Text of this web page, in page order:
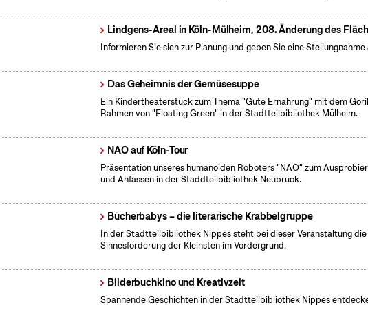
Lindgens-Areal in Köln-Mülheim, 208. Änderung des
Informieren Sie sich zur Planung und geben Sie eine Stellungnahme
Das Geheimnis der Gemüsesuppe
Ein Kindertheaterstück zum Thema "Gute Ernährung" mit dem
Rahmen von "Floating Green" in der Stadtteilbibliothek Mülheim.
NAO auf Köln-Tour
Präsentation unseres humanoiden Roboters "NAO" zum
und Anfassen in der Staddteilbibliothek Neubrück.
Bücherbabys – die literarische Krabbelgruppe
In der Stadtteilbibliothek Nippes steht bei dieser Veranstaltung
Sinnesförderung der Kleinsten im Vordergrund.
Bilderbuchkino und Kreativzeit
Spannende Geschichten in der Stadtteilbibliothek Nippes